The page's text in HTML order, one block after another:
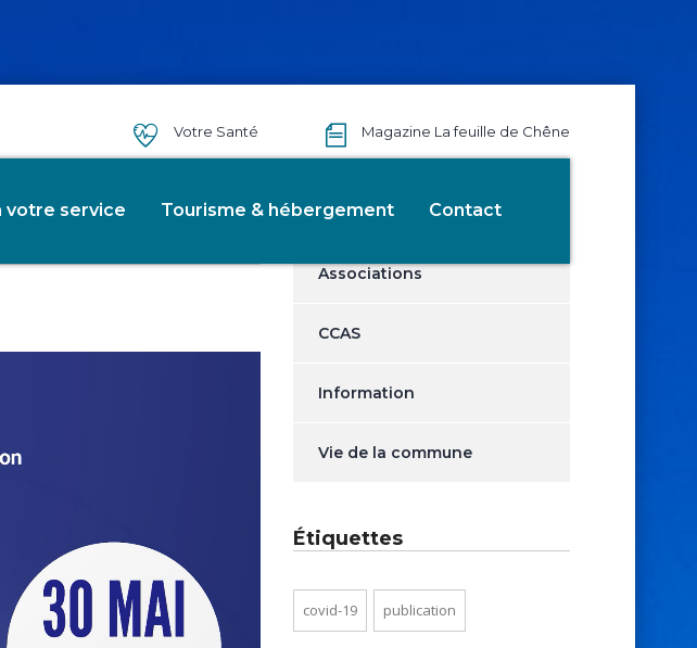
Magazine La feuille de Chêne
Votre Santé
votre service Tourisme & hébergement Contact
la Vendée
Associations
CCAS
Information
Vie de la commune
Étiquettes
covid-19 publication